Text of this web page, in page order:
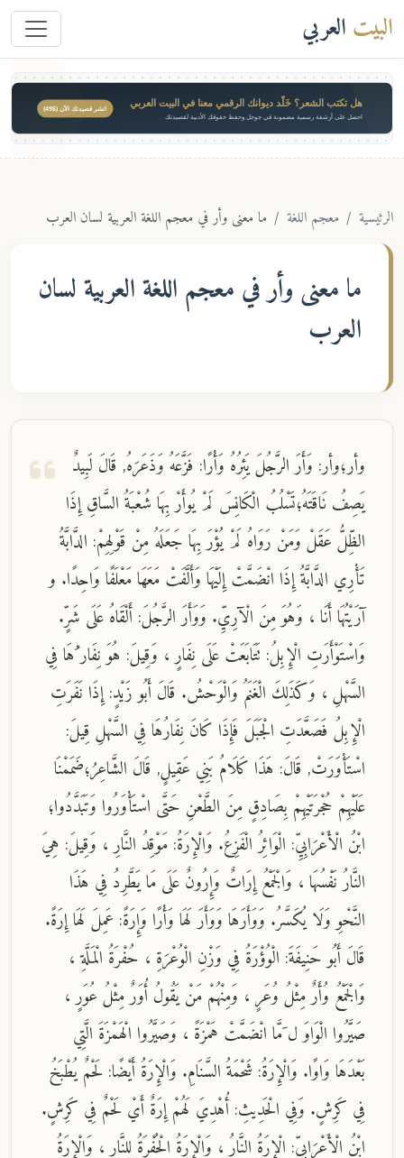
البيت العربي
هل تكتب الشعر؟ خَلّد ديوانك الرقمي معنا في البيت العربي
احصل على أرشفة رسمية مضمونة في جوجل وحفظ حقوقك الأدبية لقصيدتك
انشر قصيدتك الآن ($49)
الرئيسية معجم اللغة ما معنى وأر في معجم اللغة العربية لسان العرب
ما معنى وأرفي معجم اللغة العربية لسان
العرب
وأر؛وأر: وَأَرَ الرَّجُلَ يَئِرُهُ وَأْرًا: فَزَّعَهُ وَذَعَرَهُ, قَالَ لَبِيدٌ
يَصِفُ نَاقَتَهُ؛تَسْلُبُ الْكَانِسَ لَمْ يُوأَرْ بِهَا شُعْبَةُ السَّاقِ إِذَا
الظِّلُّ عَقَلْ وَمَنْ رَوَاهُ لَمْ يُؤْرَ بِهَا جَعَلَهُ مِنْ قَوْلِهِمْ: الدَّابَّةُ
تَأْرِي الدَّابَّةُ إِذَا انْضَمَّتْ إِلَيْهَا وَأَلَّفَتْ مَعَهَا مَعْلَفًا وَاحِدًا. و
آرَيْتُهَا أَنَا ، وَهُوَ مِنَ الْآرِيِّ. وَوَأَرَ الرَّجُلَ: أَلْقَاهُ عَلَى شَرٍّ.
وَاسْتَوْأَرَتِ الْإِبِلُ: تَتَابَعَتْ عَلَى نِفَارٍ ، وَقِيلَ: هُوَ نِفَار ُهَا فِي
السَّهْلِ ، وَكَذَلِكَ الْغَنَمُ وَالْوَحْشُ. قَالَ أَبُو زَيْدٍ: إِذَا نَفَرَتِ
الْإِبِلُ فَصَعَّدَتِ الْجَبَلَ فَإِذَا كَانَ نِفَارُهَا فِي السَّهْلِ قِيلَ:
اسْتَأْوَرَتْ, قَالَ: هَذَا كَلَامُ بَنِي عَقِيلٍ, قَالَ الشَّاعِرُ؛ضَمَمْنَا
عَلَيْهِمْ حُجْرَتَيْهِمْ بِصَادِقٍ مِنَ الطَّعْنِ حَتَّى اسْتَأْوَرُوا وَتَبَدَّدُوا؛
ابْنُ الْأَعْرَابِيِّ: الْوَائِرُ الْفَزِعُ. وَالْإِرَةُ: مَوْقِدُ النَّارِ ، وَقِيلَ: هِيَ
النَّارُ نَفْسُهَا ، وَالْجَمْعُ إِرَاتٌ وَإِرُونٌ عَلَى مَا يَطَّرِدُ فِي هَذَا
النَّحْوِ وَلَا يُكَسَّرُ. وَوَأَرَهَا وَوَأَرَ لَهَا وَأْرًا وَإِرَةً: عَمِلَ لَهَا إِرَةً.
قَالَ أَبُو حَنِيفَةَ: الْوُؤْرَةُ فِي وَزْنِ الْوُعْرَةِ ، حُفْرَةُ الْمَلَّةِ ،
وَالْجَمْعُ وُأَرٌ مِثْلُ وُعَرٍ ، وَمِنْهُمْ مَنْ يَقُولُ أُوَرٌ مِثْلُ عُوَرٍ ،
صَيَّرُوا الْوَاوَ ل َمَّا انْضَمَّتْ هَمْزَةً ، وَصَيَّرُوا الْهَمْزَةَ الَّتِي
بَعْدَهَا وَاوًا. وَالْإِرَةُ: شَحْمَةُ السَّنَامِ. وَالْإِرَةُ أَيْضًا: لَحْمٌ يُطْبَخُ
فِي كَرِشٍ. وَفِي الْحَدِيثِ: أُهْدِيَ لَهُمْ إِرَةٌ أَيْ لَحْمٌ فِي كَرِشٍ.
ابْنُ الْأَعْرَابِيِّ: الْإِرَةُ النَّارُ ، وَالْإِرَةُ الْحُفْرَةُ لِلنَّارِ ، وَالْإِرَةُ